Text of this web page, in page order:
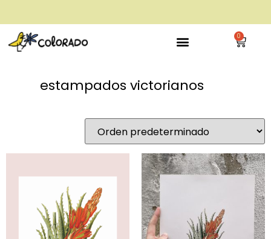
envío gratis a partir de 28€ 0
estampados victorianos